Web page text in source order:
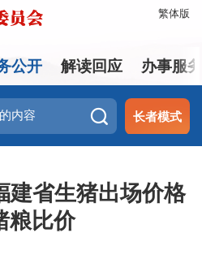
繁体版
公开 解读回应 办事服
长者模式
建省生猪出场价格
粮比价